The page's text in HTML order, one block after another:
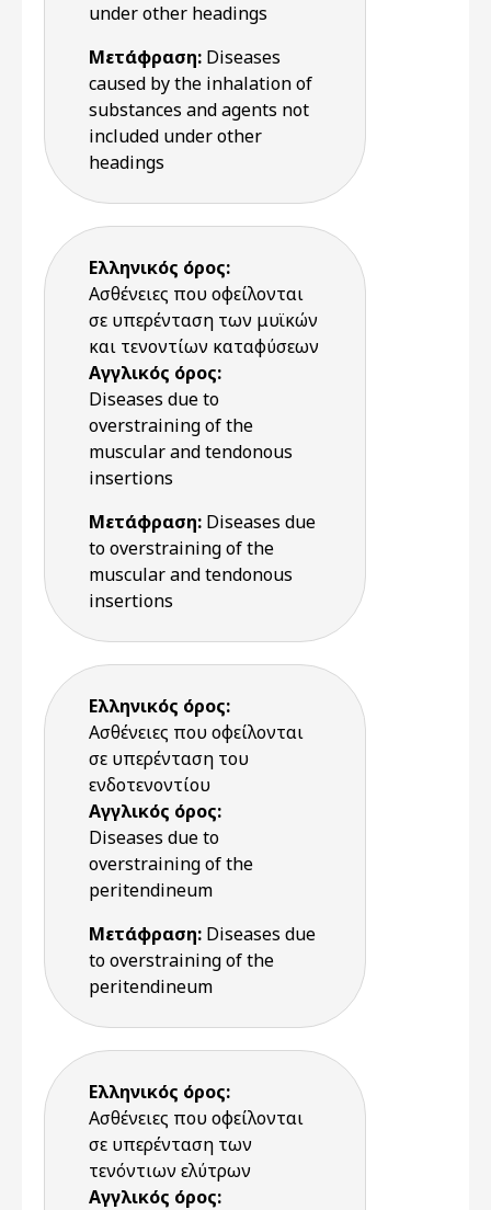
under other headings
Μετάφραση: Diseases
caused by the inhalation of
substances and agents not
included under other
headings
Ελληνικός όρος:
Ασθένειες που οφείλονται
σε υπερένταση των μυϊκών
και τενοντίων καταφύσεων
Αγγλικός όρος:
Diseases due to
overstraining of the
muscular and tendonous
insertions
Μετάφραση: Diseases due
to overstraining of the
muscular and tendonous
insertions
Ελληνικός όρος:
Ασθένειες που οφείλονται
σε υπερένταση του
ενδοτενοντίου
Αγγλικός όρος:
Diseases due to
overstraining of the
peritendineum
Μετάφραση: Diseases due
to overstraining of the
peritendineum
Ελληνικός όρος:
Ασθένειες που οφείλονται
σε υπερένταση των
τενόντιων ελύτρων
Αγγλικός όρος: